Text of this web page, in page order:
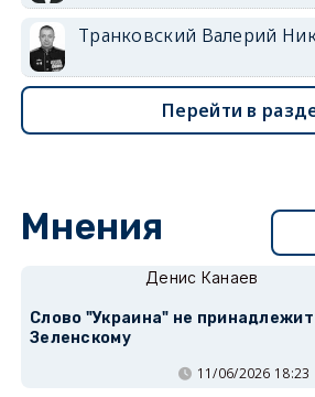
Транковский Валерий
Перейти в
Мнения
Денис Канаев
Слово "Украина" не
Зеленскому
11/06/2026 18:23